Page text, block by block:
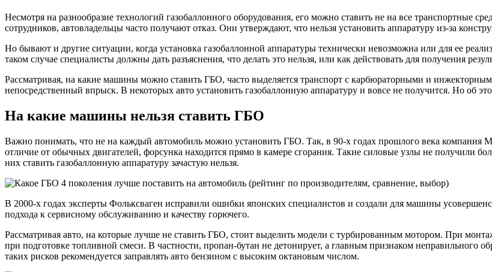
Несмотря на разнообразие технологий газобаллонного оборудования, его можно ставить не на все
сотрудников, автовладельцы часто получают отказ. Они утверждают, что нельзя установить аппаратуру из-за
Но бывают и другие ситуации, когда установка газобаллонной аппаратуры технически невозможна или для ее
таком случае специалисты должны дать разъяснения, что делать это нельзя, или как действовать для получения
Рассматривая, на какие машины можно ставить ГБО, часто выделяется транспорт с карбюраторными и
непосредственный впрыск. В некоторых авто установить газобаллонную аппаратуру и вовсе не получится. Но об
На какие машины нельзя ставить ГБО
Важно понимать, что не на каждый автомобиль можно установить ГБО. Так, в 90-х годах прошлого века компания
отличие от обычных двигателей, форсунка находится прямо в камере сгорания. Такие силовые узлы не получили
них ставить газобаллонную аппаратуру зачастую нельзя.
В 2000-х годах эксперты Фольксваген исправили ошибки японских специалистов и создали для машины
подхода к сервисному обслуживанию и качеству горючего.
Рассматривая авто, на которые лучше не ставить ГБО, стоит выделить модели с турбированным мотором. При
при подготовке топливной смеси. В частности, пропан-бутан не детонирует, а главным признаком неправильного
таких рисков рекомендуется заправлять авто бензином с высоким октановым числом.